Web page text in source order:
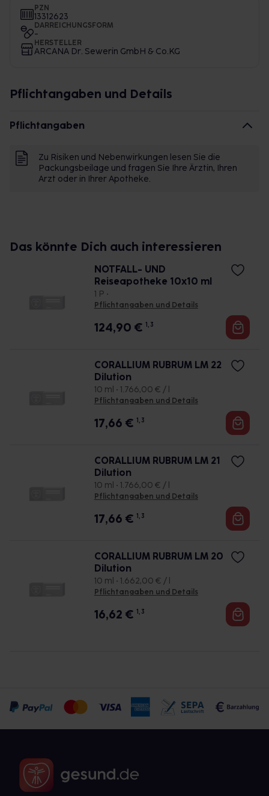
PZN
13312623
DARREICHUNGSFORM
-
HERSTELLER
ARCANA Dr. Sewerin GmbH & Co.KG
Pflichtangaben und Details
Pflichtangaben
Zu Risiken und Nebenwirkungen lesen Sie die
Packungsbeilage und fragen Sie Ihre Ärztin, Ihren
Arzt oder in Ihrer Apotheke.
Das könnte Dich auch interessieren
NOTFALL- UND
Reiseapotheke 10x10 ml
1 P •
Pflichtangaben und Details
124,90 € 1, 3
CORALLIUM RUBRUM LM 22
Dilution
10 ml • 1.766,00 € / l
Pflichtangaben und Details
17,66 € 1, 3
CORALLIUM RUBRUM LM 21
Dilution
10 ml • 1.766,00 € / l
Pflichtangaben und Details
17,66 € 1, 3
CORALLIUM RUBRUM LM 20
Dilution
10 ml • 1.662,00 € / l
Pflichtangaben und Details
16,62 € 1, 3